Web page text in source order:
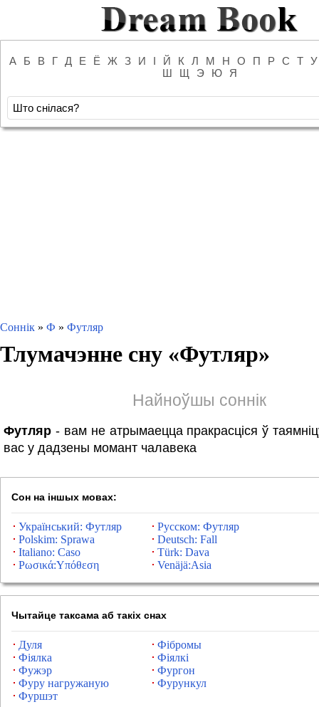
А Б В Г Д Е Ё Ж З И І Й К Л М Н О П Р С Т
У
Ш
Щ Э Ю Я
Соннік » Ф » Футляр
Тлумачэнне сну «Футляр»
Найноўшы соннік
Футляр - вам не атрымаецца пракрасціся ў
вас у дадзены момант чалавека
Сон на іншых мовах:
Український: Футляр
Русском: Футляр
Polskim: Sprawa
Deutsch: Fall
Italiano: Caso
Türk: Dava
Ρωσικά:Υπόθεση
Venäjä:Asia
Чытайце таксама аб такіх снах
Дуля
Фібромы
Фіялка
Фіялкі
Фужэр
Фургон
Фуру нагружаную
Фурункул
Фуршэт